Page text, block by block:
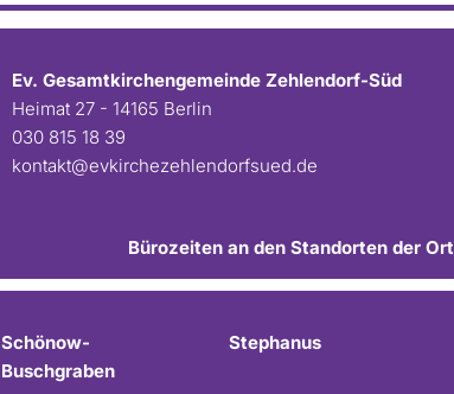
Ev. Gesamtkirchengemeinde Zehlendorf-Süd
Heimat 27 - 14165 Berlin
030 815 18 39
kontakt@evkirchezehlendorfsued.de
Bürozeiten an den Standorten der
Schönow-
Buschgraben
Stephanus